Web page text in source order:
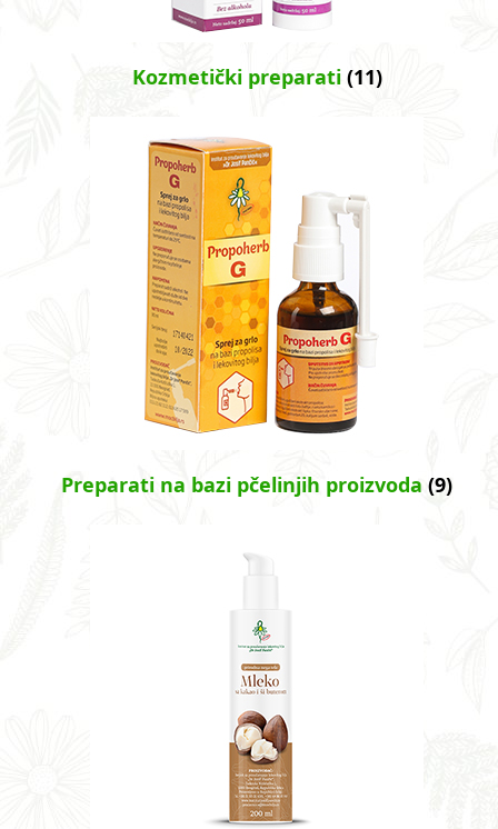
Kozmetički preparati (11)
Preparati na bazi pčelinjih proizvoda(9)